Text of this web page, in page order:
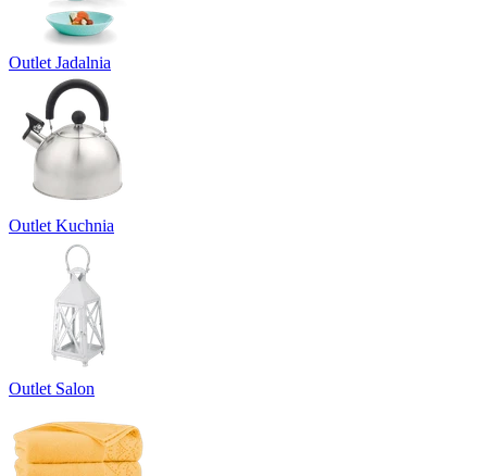
Outlet Jadalnia
Outlet Kuchnia
Outlet Salon